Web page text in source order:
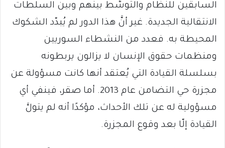
السابقين للنظام والتوسُّط بينهم وبين السلطات
الانتقالية الجديدة. غير أنَّ هذا الدور لم يُبدّد الشكوك
المحيطة به. فعدد من النشطاء السوريين
ومنظمات حقوق الإنسان لا يزالون يربطونه
بسلسلة القيادة التي يُعتقد أنها كانت مسؤولة عن
مجزرة حي التضامن عام 2013. أما صقر، فينفي أي
مسؤولية له عن تلك الأحداث، مؤكدًا أنه لم يتولَّ
القيادة إلّا بعد وقوع المجزرة.